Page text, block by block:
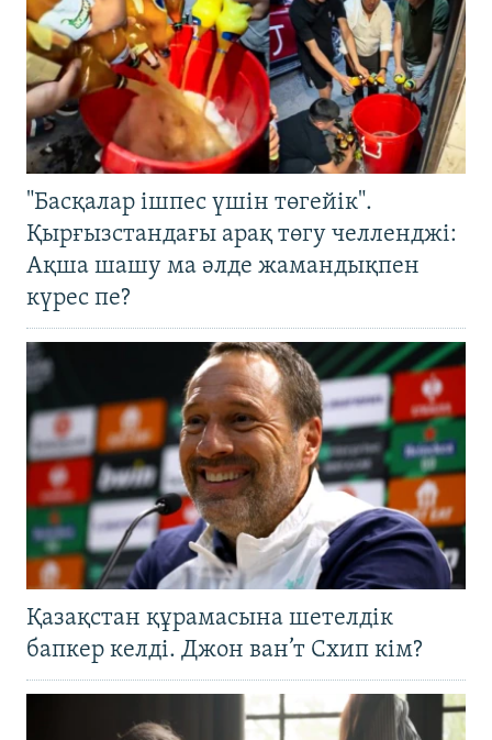
"Басқалар ішпес үшін төгейік".
Қырғызстандағы арақ төгу челленджі:
Ақша шашу ма әлде жамандықпен
күрес пе?
Қазақстан құрамасына шетелдік
бапкер келді. Джон ван’т Схип кім?